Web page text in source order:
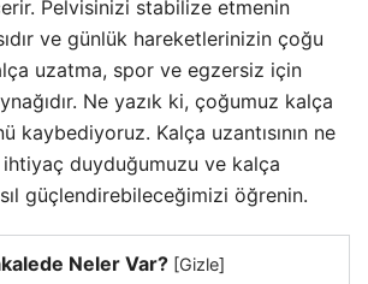
Pelvisinizi stabilize etmenin
ve günlük hareketlerinizin çoğu
uzatma, spor ve egzersiz için
Ne yazık ki, çoğumuz kalça
kaybediyoruz. Kalça uzantısının ne
duyduğumuzu ve kalça
güçlendirebileceğimizi öğrenin.
Neler Var? [Gizle]